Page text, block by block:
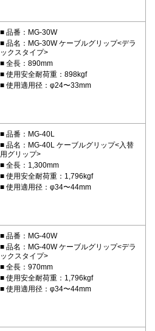
品番：MG-30W
品名：MG-30W ケーブルグリップ<デラ
ックスタイプ>
全長：890mm
使用安全耐荷重：898kgf
使用適用径：φ24〜33mm
品番：MG-40L
品名：MG-40L ケーブルグリップ<入替
用グリップ>
全長：1,300mm
使用安全耐荷重：1,796kgf
使用適用径：φ34〜44mm
品番：MG-40W
品名：MG-40W ケーブルグリップ<デラ
ックスタイプ>
全長：970mm
使用安全耐荷重：1,796kgf
使用適用径：φ34〜44mm